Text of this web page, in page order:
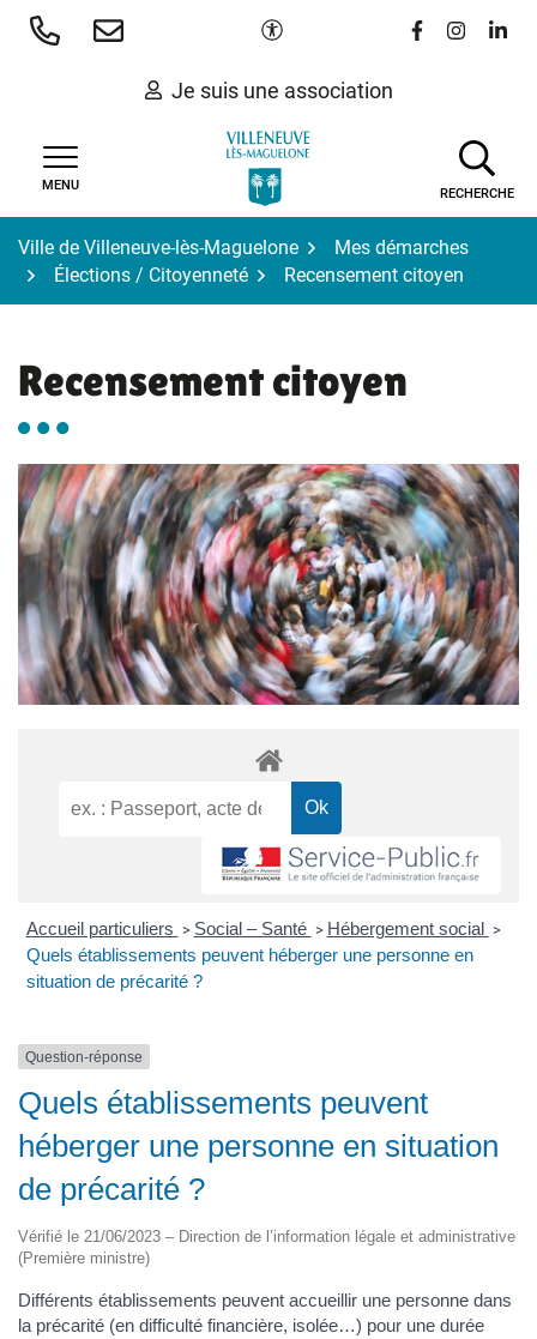
Aller
Paramètres d'accessibilité
Lien vers le
Lien vers
Lien
Je suis une association
MENU
RECHERCHE
Ville de Villeneuve-lès-Maguelone
Mes démarches
Élections / Citoyenneté
Recensement citoyen
Recensement citoyen
Accueil particuliers > Social – Santé > Hébergement social >
Quels établissements peuvent héberger une personne en
situation de précarité ?
Question-réponse
Quels établissements peuvent
héberger une personne en situation
de précarité ?
Vérifié le 21/06/2023 – Direction de l’information légale et administrative
(Première ministre)
Différents établissements peuvent accueillir une personne dans
la précarité (en difficulté financière, isolée…) pour une durée